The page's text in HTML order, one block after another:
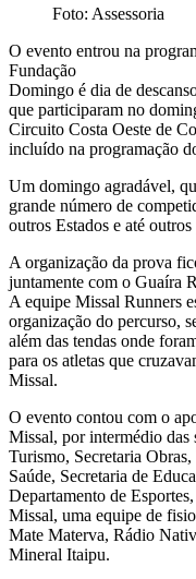
Foto: Assessoria
O evento entrou na
Fundação
Domingo é dia de
que participaram no
Circuito Costa Oeste de
incluído na programação
Um domingo agradável,
grande número de
outros Estados e até outros
A organização da prova
juntamente com o Guaíra
A equipe Missal Runners
organização do percurso,
além das tendas onde
para os atletas que
Missal.
O evento contou com o
Missal, por intermédio das
Turismo, Secretaria
Saúde, Secretaria de
Departamento de
Missal, uma equipe de
Mate Materva, Rádio
Mineral Itaipu.